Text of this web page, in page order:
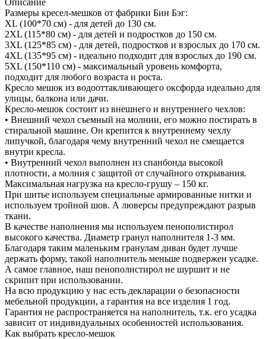
Размеры кресел-мешков от фабрики Бин Бэг:
XL (100*70 см) - для детей до 130 см.
2XL (115*80 см) - для детей и подростков до 150 см.
3XL (125*85 см) - для детей, подростков и взрослых до 170 см.
4XL (135*95 см) - идеально подходит для взрослых до 190 см.
5XL (150*110 см) - максимальный уровень комфорта,
подходит для любого возраста и роста.
Кресло мешок из водооттакливающего оксфорда идеально для
улицы, балкона или дачи.
Кресло-мешок состоит из внешнего и внутреннего чехлов:
• Внешний чехол съемный на молнии, его можно постирать в
стиральной машине. Он крепится к внутреннему чехлу
липучкой, благодаря чему внутренний чехол не смещается
внутри кресла.
• Внутренний чехол выполнен из спанбонда высокой
плотности, а молния с защитой от случайного открывания.
Максимальная нагрузка на кресло-грушу – 150 кг.
При шитье используем специальные армированные нитки и
используем тройной шов. А люверсы предупреждают разрыв
ткани.
В качестве наполнения мы используем пенополистирол
высокого качества. Диаметр гранул наполнителя 1-3 мм.
Благодаря таким маленьким гранулам диван будет лучше
держать форму, такой наполнитель меньше подвержен усадке.
А самое главное, наш пенополистирол не шуршит и не
скрипит при использовании.
На всю продукцию у нас есть декларации о безопасности
мебельной продукции, а гарантия на все изделия 1 год.
Гарантия не распространяется на наполнитель, т.к. его усадка
зависит от индивидуальных особенностей использования.
Как выбрать кресло-мешок